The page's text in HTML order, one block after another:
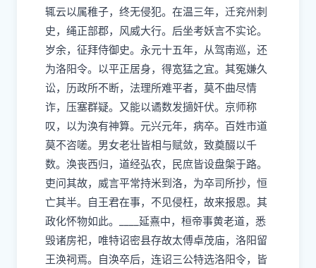
辄云以属稚子，终无侵犯。在温三年，迁兖州刺
史，绳正部郡，风威大行。后坐考妖言不实论。
岁余，征拜侍御史。永元十五年，从驾南巡，还
为洛阳令。以平正居身，得宽猛之宜。其冤嫌久
讼，历政所不断，法理所难平者，莫不曲尽情
诈，压塞群疑。又能以谲数发擿奸伏。京师称
叹，以为涣有神算。元兴元年，病卒。百姓市道
莫不咨嗟。男女老壮皆相与赋敛，致奠醊以千
数。涣丧西归，道经弘农，民庶皆设盘槃于路。
吏问其故，威言平常持米到洛，为卒司所抄，恒
亡其半。自王君在事，不见侵枉，故来报恩。其
政化怀物如此。
延熹中，桓帝事黄老道，悉
毁诸房祀，唯特诏密县存故太傅卓茂庙，洛阳留
王涣祠焉。自涣卒后，连诏三公特选洛阳令，皆